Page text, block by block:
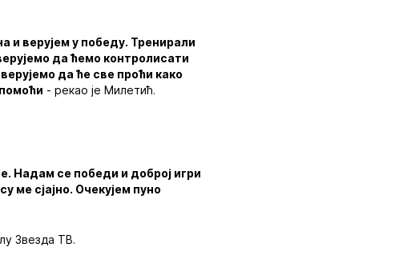
и верујем у победу. Тренирали
да ћемо контролисати
да ће све проћи како
- рекао је Милетић.
Надам се победи и доброј игри
ме сјајно. Очекујем пуно
Звезда ТВ.